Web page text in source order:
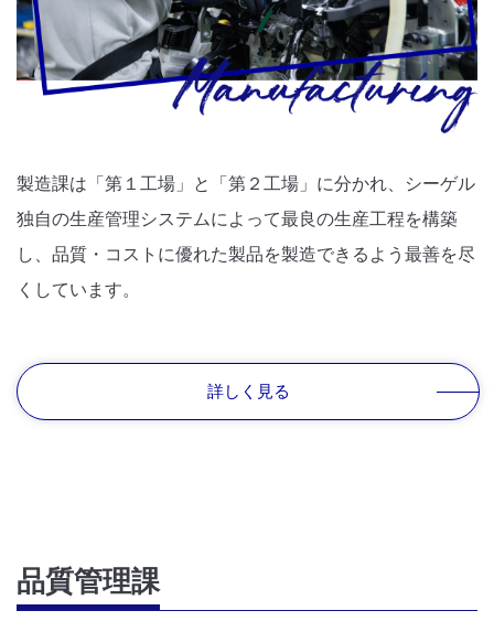
製造課は「第１工場」と「第２工場」に分かれ、シーゲル
独自の生産管理システムによって最良の生産工程を構築
し、品質・コストに優れた製品を製造できるよう最善を尽
くしています。
詳しく見る
品質管理課